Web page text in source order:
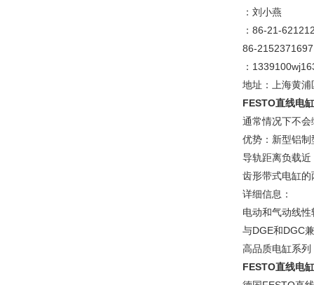
：刘小燕
：86-21-
86-2152371697
：
地址：上海黄
FESTO直线电
通常情况下不会
优势：新型铝
导轨距离负载
齿形带式电缸
详细信息：
电动和气动线
与DGE和DGC
高品质电缸系
FESTO直线电